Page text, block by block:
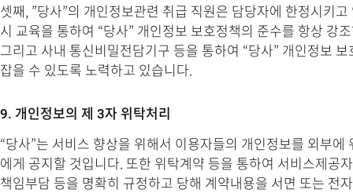
셋째, ”당사”의 개인정보관련 취급 직원은 담당자에 한정시키
시 교육을 통하여 “당사” 개인정보 보호정책의 준수를 항상 강
그리고 사내 통신비밀전담기구 등을 통하여 “당사” 개인정보
잡을 수 있도록 노력하고 있습니다.
9. 개인정보의 제 3자 위탁처리
“당사”는 서비스 향상을 위해서 이용자들의 개인정보를 외부
에게 공지할 것입니다. 또한 위탁계약 등을 통하여 서비스제공
책임부담 등을 명확히 규정하고 당해 계약내용을 서면 또는 전